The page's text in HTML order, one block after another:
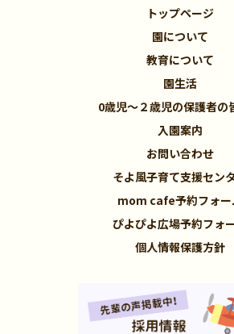
トップページ
園について
教育について
園生活
0歳児～２歳児の保護者の
入園案内
お問い合わせ
そよ風子育て支援セン
mom cafe予約フォー
ぴよぴよ広場予約フォ
個人情報保護方針